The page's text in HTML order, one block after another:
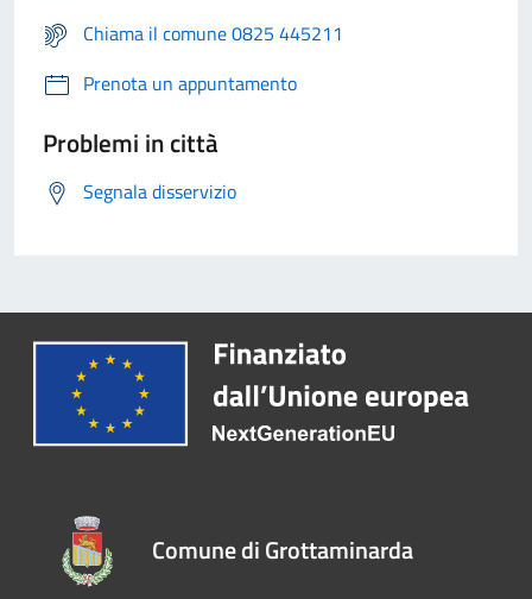
Chiama il comune 0825 445211
Prenota un appuntamento
Problemi in città
Segnala disservizio
Comune di Grottaminarda